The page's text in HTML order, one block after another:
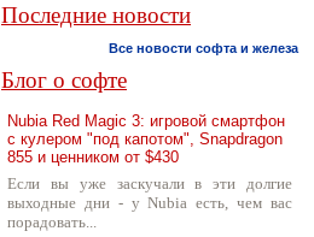
Последние новости
Все новости софта и железа
Блог о софте
Nubia Red Magic 3: игровой смартфон
с кулером "под капотом", Snapdragon
855 и ценником от $430
Если вы уже заскучали в эти долгие
выходные дни - у Nubia есть, чем вас
порадовать...